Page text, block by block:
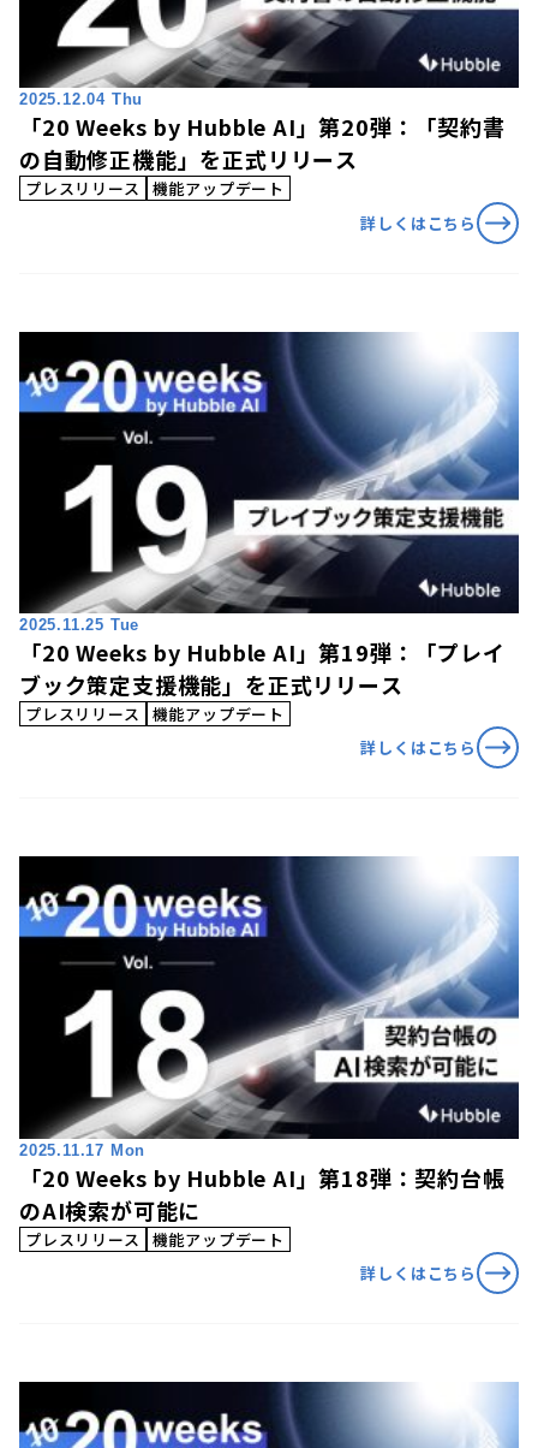
2025.12.04 Thu
「20 Weeks by Hubble AI」第20弾：「契約書
の自動修正機能」を正式リリース
プレスリリース
機能アップデート
詳しくはこちら
2025.11.25 Tue
「20 Weeks by Hubble AI」第19弾：「プレイ
ブック策定支援機能」を正式リリース
プレスリリース
機能アップデート
詳しくはこちら
2025.11.17 Mon
「20 Weeks by Hubble AI」第18弾：契約台帳
のAI検索が可能に
プレスリリース
機能アップデート
詳しくはこちら